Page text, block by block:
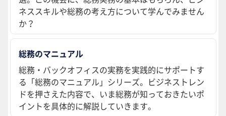
ネススキルや総務の考え方について学んでみません
か？
総務のマニュアル
総務・バックオフィスの実務を実践的にサポートす
る「総務のマニュアル」シリーズ。ビジネストレン
ドを押さえた内容で、いま総務が知っておきたいポ
イントを具体的に解説していきます。